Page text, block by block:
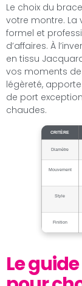
Le choix du
votre montre. La
formel et
d’affaires. À
en tissu
vos moments de
légèreté,
de port
chaudes.
CRITÈRE
Diamètre
Mouvement
Style
Finition
Le